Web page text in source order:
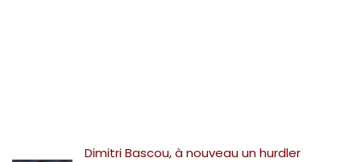
Dimitri Bascou, à nouveau un hurdler